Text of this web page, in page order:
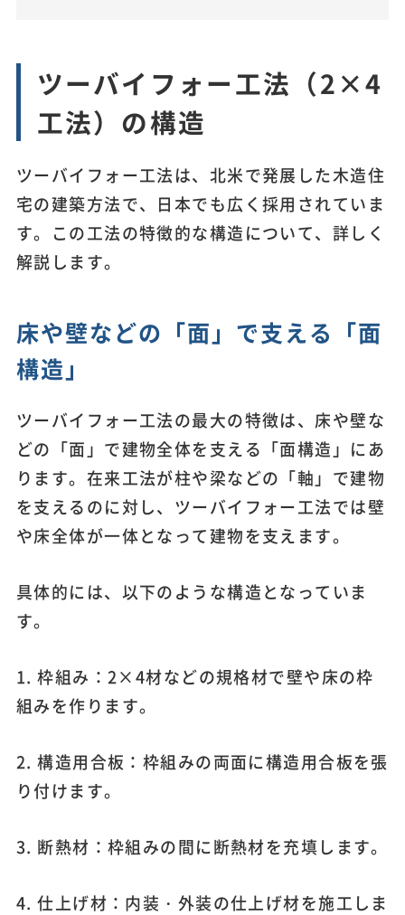
ツーバイフォー工法（2×4
工法）の構造
ツーバイフォー工法は、北米で発展した木造住
宅の建築方法で、日本でも広く採用されていま
す。この工法の特徴的な構造について、詳しく
解説します。
床や壁などの「面」で支える「面
構造」
ツーバイフォー工法の最大の特徴は、床や壁な
どの「面」で建物全体を支える「面構造」にあ
ります。在来工法が柱や梁などの「軸」で建物
を支えるのに対し、ツーバイフォー工法では壁
や床全体が一体となって建物を支えます。
具体的には、以下のような構造となっていま
す。
1. 枠組み：2×4材などの規格材で壁や床の枠
組みを作ります。
2. 構造用合板：枠組みの両面に構造用合板を張
り付けます。
3. 断熱材：枠組みの間に断熱材を充填します。
4. 仕上げ材：内装・外装の仕上げ材を施工しま